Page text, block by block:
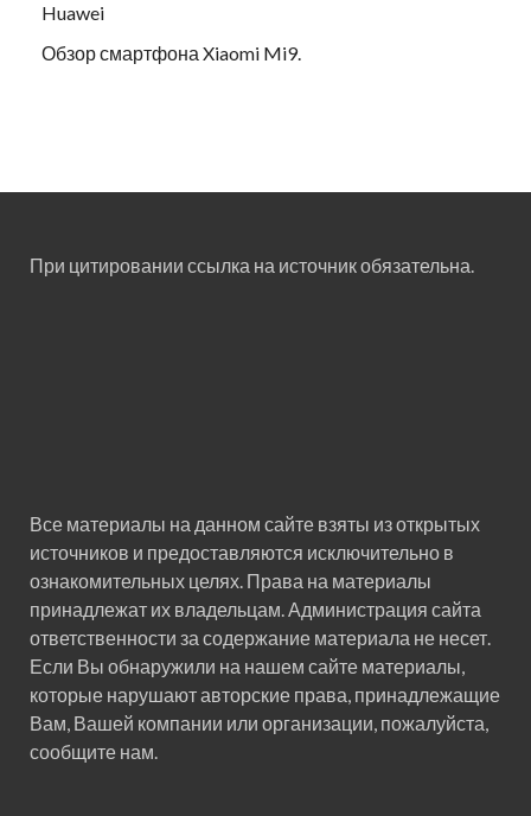
Huawei
Обзор смартфона Xiaomi Mi9.
При цитировании ссылка на источник обязательна.
Все материалы на данном сайте взяты из открытых
источников и предоставляются исключительно в
ознакомительных целях. Права на материалы
принадлежат их владельцам. Администрация сайта
ответственности за содержание материала не несет.
Если Вы обнаружили на нашем сайте материалы,
которые нарушают авторские права, принадлежащие
Вам, Вашей компании или организации, пожалуйста,
сообщите нам.